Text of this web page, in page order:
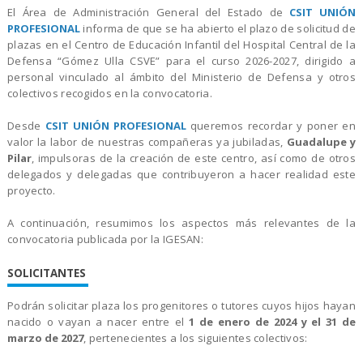
El Área de Administración General del Estado de CSIT UNIÓN
PROFESIONALinforma de que se ha abierto el plazo de solicitud de
plazas en el Centro de Educación Infantil del Hospital Central de la
Defensa “Gómez Ulla CSVE” para el curso 2026-2027, dirigido a
personal vinculado al ámbito del Ministerio de Defensa y otros
colectivos recogidos en la convocatoria.
Desde CSIT UNIÓN PROFESIONALqueremos recordar y poner en
valor la labor de nuestras compañeras ya jubiladas, Guadalupe y
Pilar, impulsoras de la creación de este centro, así como de otros
delegados y delegadas que contribuyeron a hacer realidad este
proyecto.
A continuación, resumimos los aspectos más relevantes de la
convocatoria publicada por la IGESAN:
SOLICITANTES
Podrán solicitar plaza los progenitores o tutores cuyos hijos hayan
nacido o vayan a nacer entre el1 de enero de 2024 y el 31 de
marzo de 2027, pertenecientes a los siguientes colectivos: